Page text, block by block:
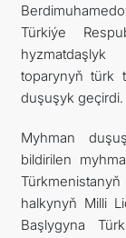
Türkiýe
toparynyň türk
duşuşyk geçirdi.
Myhman
bildirilen
halkynyň Milli
Başlygyna